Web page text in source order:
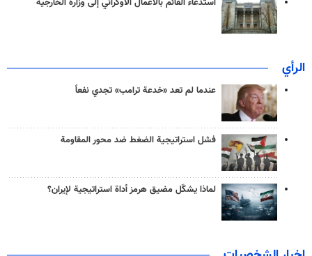
استدعاء القائم بالأعمال الأوكراني إلى وزارة الخارجية
الرأي
عندما لم تعد «خدعة ترامب» تجدي نفعاً
فشل استراتيجية الضغط ضد محور المقاومة
لماذا يشكّل مضيق هرمز أداة استراتيجية لإيران؟